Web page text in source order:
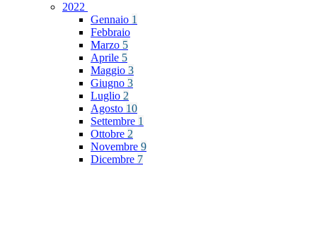
2022
Gennaio 1
Febbraio
Marzo 5
Aprile 5
Maggio 3
Giugno 3
Luglio 2
Agosto 10
Settembre 1
Ottobre 2
Novembre 9
Dicembre 7